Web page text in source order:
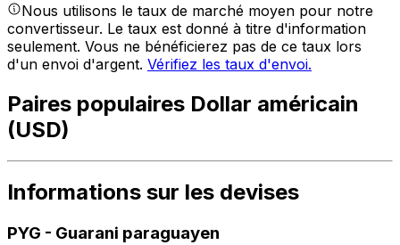
Nous utilisons le taux de marché moyen pour notre
convertisseur. Le taux est donné à titre d'information
seulement. Vous ne bénéficierez pas de ce taux lors
d'un envoi d'argent. Vérifiez les taux d'envoi.
Paires populaires Dollar américain
(USD)
Informations sur les devises
PYG - Guarani paraguayen